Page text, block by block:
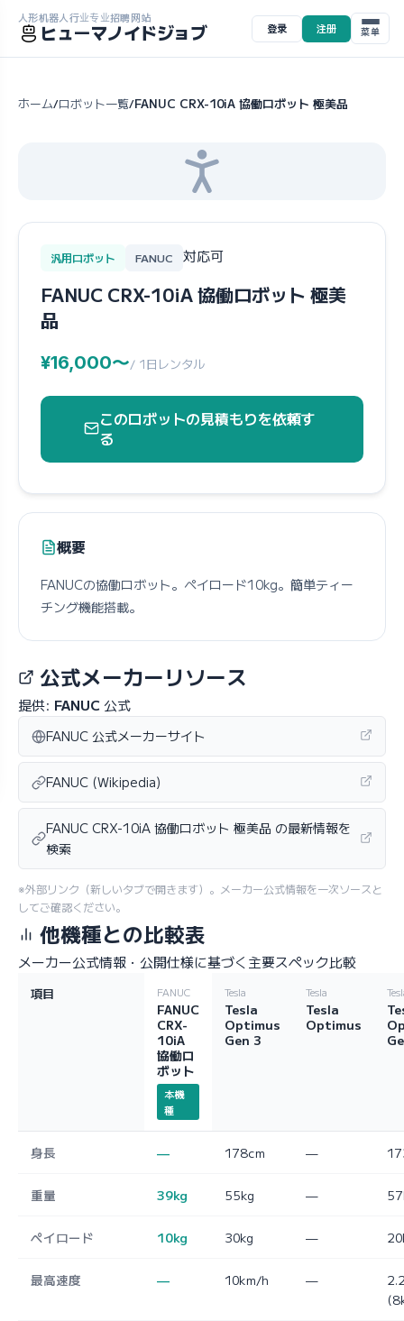
人形机器人行业专业招聘网站
ヒューマノイドジョブ 登录 注册 菜单
ホーム/ロボット一覧/FANUC CRX-10iA 協働ロボット 極美品
汎用ロボット FANUC 対応可
FANUC CRX-10iA 協働ロボット 極美
品
¥16,000〜/ 1日レンタル
このロボットの見積もりを依頼す
る
概要
FANUCの協働ロボット。ペイロード10kg。簡単ティー
チング機能搭載。
公式メーカーリソース
提供: FANUC 公式
FANUC 公式メーカーサイト
FANUC (Wikipedia)
FANUC CRX-10iA 協働ロボット 極美品 の最新情報を
検索
※外部リンク（新しいタブで開きます）。メーカー公式情報を一次ソースと
してご確認ください。
他機種との比較表
メーカー公式情報・公開仕様に基づく主要スペック比較
項目 FANUC
FANUC
CRX-
10iA
協働ロ
ボット
本機
種
Tesla
Tesla
Optimus
Gen 3
Tesla
Tesla
Optimus
身長 — 178cm —
重量 39kg 55kg —
ペイロード 10kg 30kg —
最高速度 — 10km/h —